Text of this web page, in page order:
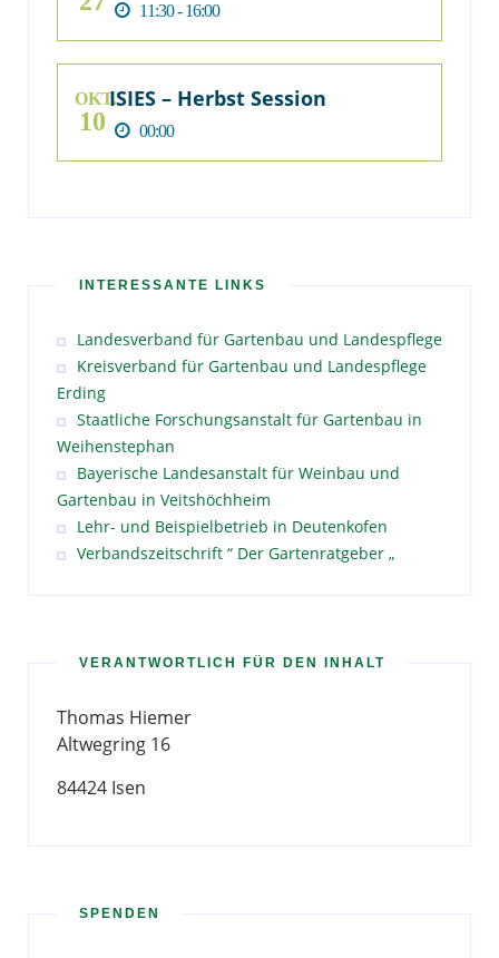
11:30 - 16:00
OKT.
10
ISIES – Herbst Session
00:00
INTERESSANTE LINKS
Landesverband für Gartenbau und Landespflege
Kreisverband für Gartenbau und Landespflege
Erding
Staatliche Forschungsanstalt für Gartenbau in
Weihenstephan
Bayerische Landesanstalt für Weinbau und
Gartenbau in Veitshöchheim
Lehr- und Beispielbetrieb in Deutenkofen
Verbandszeitschrift “ Der Gartenratgeber „
VERANTWORTLICH FÜR DEN INHALT
Thomas Hiemer
Altwegring 16
84424 Isen
SPENDEN